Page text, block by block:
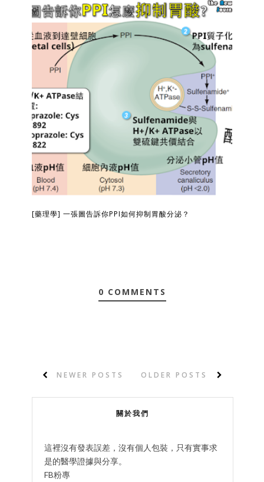
[藥理學] 一張圖告訴你PPI如何抑制胃酸分泌？
0 COMMENTS
NEWER POSTS OLDER POSTS
關於我們
這裡沒有發表誤差，沒有個人包裝，只有實事求
是的醫學證據與分享。
FB粉專